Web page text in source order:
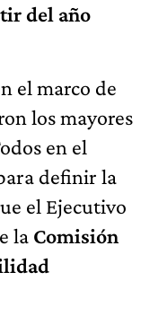
del año
el marco de
los mayores
en el
definir la
el Ejecutivo
la Comisión